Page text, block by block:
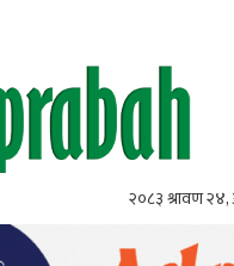
२०८३ श्रावण